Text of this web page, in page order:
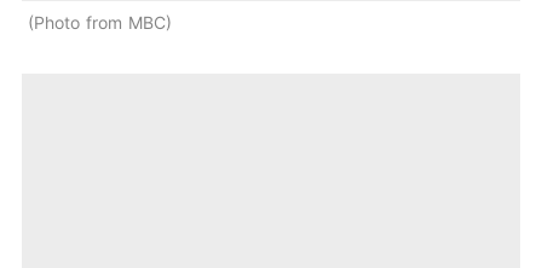
Photo from MBC